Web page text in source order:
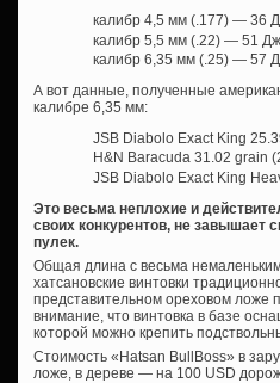
калибр 4,5 мм (.177) — 36
калибр 5,5 мм (.22) — 51
калибр 6,35 мм (.25) — 57
А вот данные, полученные
калибре 6,35 мм:
JSB Diabolo Exact King
H&N Baracuda 31.02 grain
JSB Diabolo Exact King
Это весьма неплохие и
своих конкурентов, не завышает
пулек.
Общая длина с весьма
хатсановские винтовки
представительном ореховом ложе
внимание, что винтовка в базе
которой можно крепить
Стоимость «Hatsan BullBoss» в
ложе, в дереве — на 100 USD